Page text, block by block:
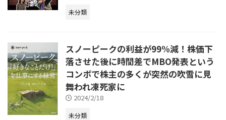
未分類
スノーピークの利益が99%減！株価下
落させた後に時間差でMBO発表という
コンボで株主の多くが突然の吹雪に見
舞われ凍死家に
2024/2/18
未分類